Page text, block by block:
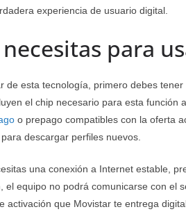
experiencia de usuario digital.
necesitas para
de esta tecnología, primero debes
el chip necesario para esta función
o prepago compatibles con la oferta
descargar perfiles nuevos.
una conexión a Internet estable,
el equipo no podrá comunicarse con el
activación que Movistar te entrega